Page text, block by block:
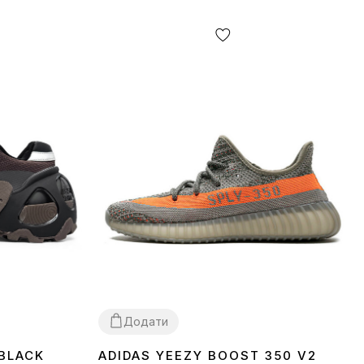
Додати
ADIDAS YEEZY BOOST 350 V2